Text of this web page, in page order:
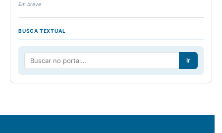
Em breve
BUSCA TEXTUAL
Ir